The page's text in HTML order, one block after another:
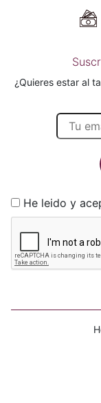
¿Quieres estar al